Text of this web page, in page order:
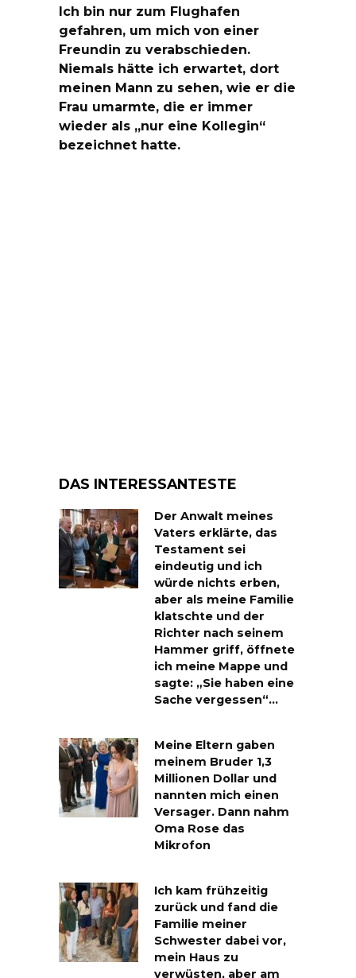
Ich bin nur zum Flughafen
gefahren, um mich von einer
Freundin zu verabschieden.
Niemals hätte ich erwartet, dort
meinen Mann zu sehen, wie er die
Frau umarmte, die er immer
wieder als „nur eine Kollegin“
bezeichnet hatte.
DAS INTERESSANTESTE
Der Anwalt meines
Vaters erklärte, das
Testament sei
eindeutig und ich
würde nichts erben,
aber als meine Familie
klatschte und der
Richter nach seinem
Hammer griff, öffnete
ich meine Mappe und
sagte: „Sie haben eine
Sache vergessen“…
Meine Eltern gaben
meinem Bruder 1,3
Millionen Dollar und
nannten mich einen
Versager. Dann nahm
Oma Rose das
Mikrofon
Ich kam frühzeitig
zurück und fand die
Familie meiner
Schwester dabei vor,
mein Haus zu
verwüsten, aber am